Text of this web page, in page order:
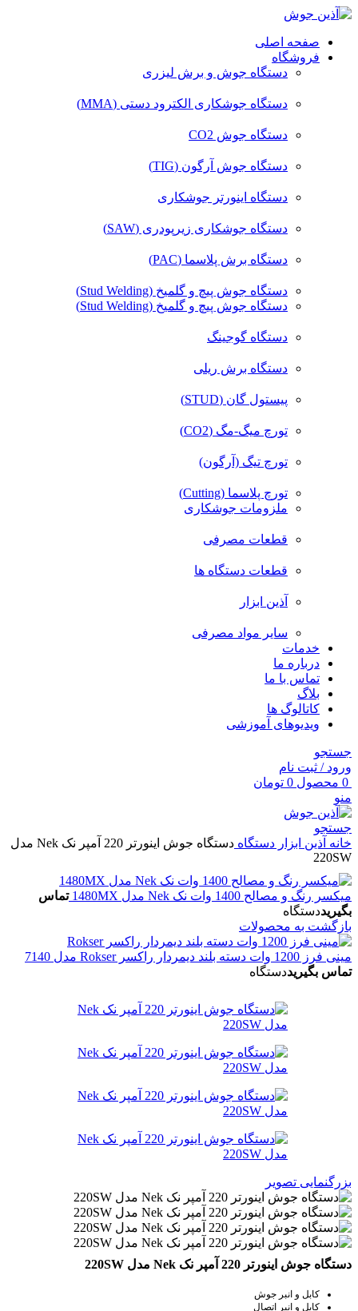
صفحه اصلی
فروشگاه
دستگاه جوش و برش لیزری
دستگاه جوشکاری الکترود دستی (MMA)
دستگاه جوش CO2
دستگاه جوش آرگون (TIG)
دستگاه اینورتر جوشکاری
دستگاه جوشکاری زیرپودری (SAW)
دستگاه برش پلاسما (PAC)
دستگاه جوش پیچ و گلمیخ (Stud Welding)
دستگاه جوش پیچ و گلمیخ (Stud Welding)
دستگاه گوجینگ
دستگاه برش ریلی
پیستول گان (STUD)
تورچ میگ-مگ (CO2)
تورچ تیگ (آرگون)
تورچ پلاسما (Cutting)
ملزومات جوشکاری
قطعات مصرفی
قطعات دستگاه ها
آذین ابزار
سایر مواد مصرفی
خدمات
درباره ما
تماس با ما
بلاگ
کاتالوگ ها
ویدیوهای آموزشی
جستجو
ورود / ثبت نام
0 محصول 0 تومان
منو
جستجو
خانه آذین ابزار دستگاه
دستگاه جوش اینورتر 220 آمپر نک Nek مدل
220SW
میکسر رنگ و مصالح 1400 وات نک Nek مدل 1480MX
تماس
بگیریددستگاه
بازگشت به محصولات
مینی فرز 1200 وات دسته بلند دیمردار راکسر Rokser مدل 7140
تماس بگیریددستگاه
بزرگنمایی تصویر
دستگاه جوش اینورتر 220 آمپر نک Nek مدل 220SW
کابل و انبر جوش
کابل و انبر اتصال